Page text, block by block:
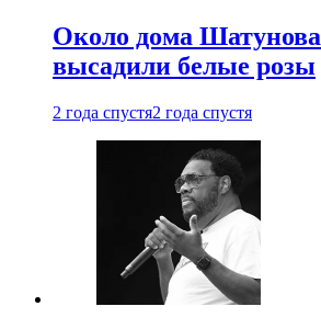
Около дома
высадили белые розы
2 года спустя2 года спустя